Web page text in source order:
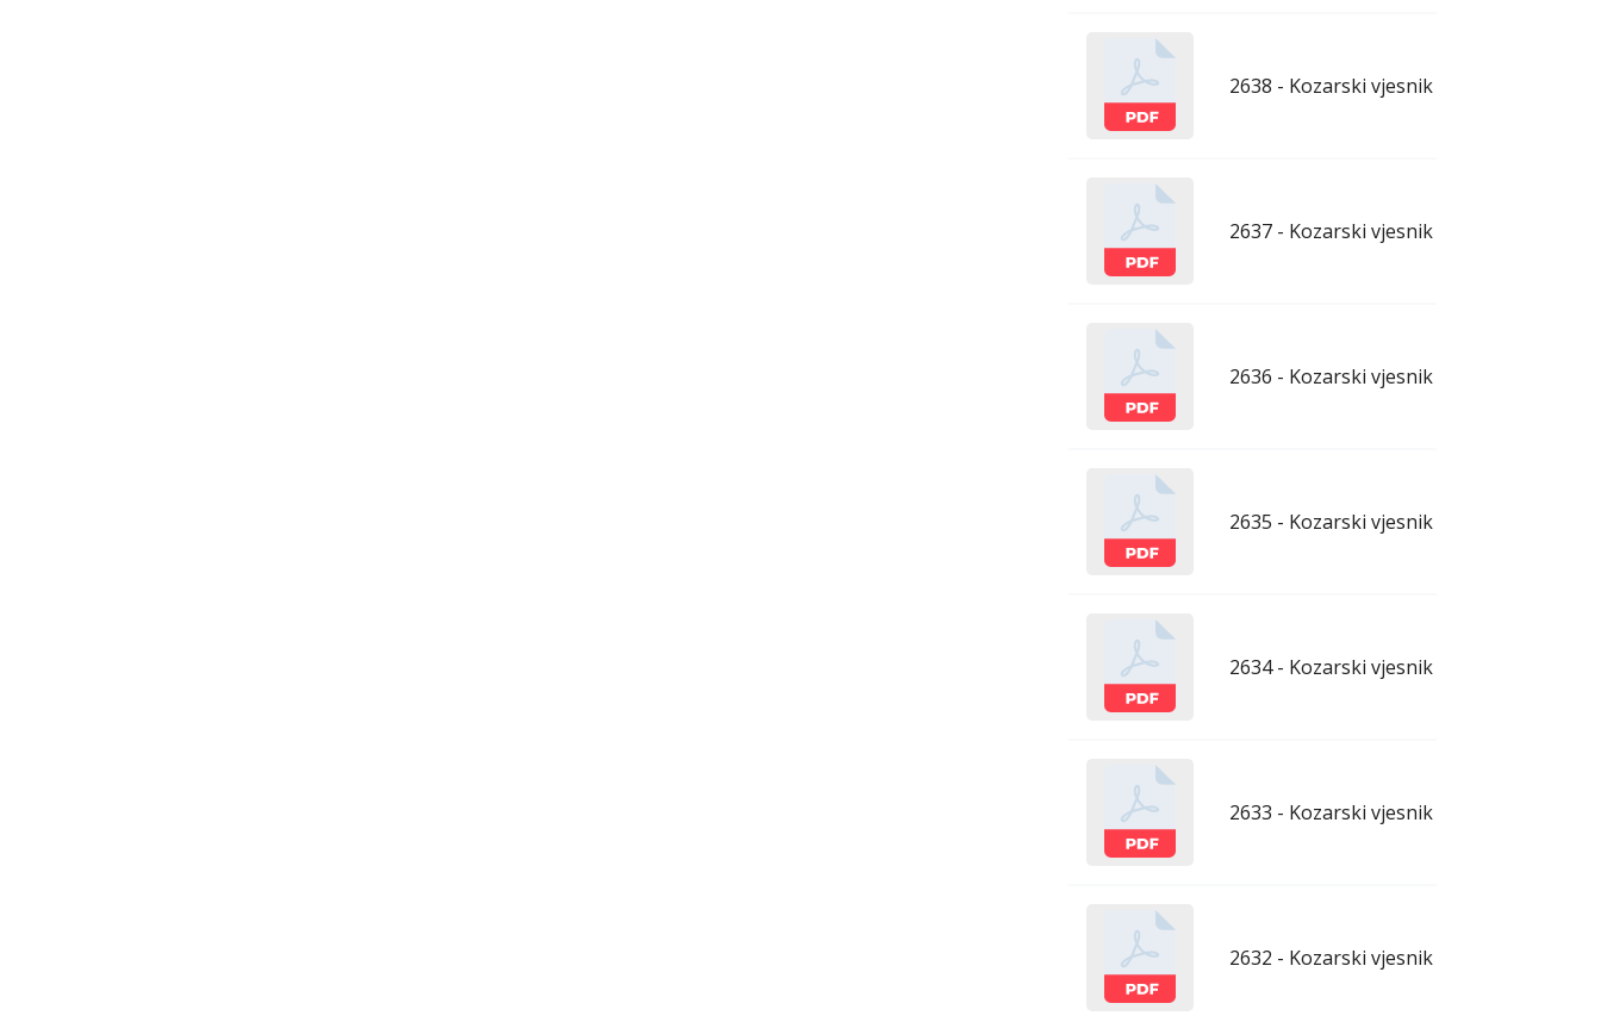
2638 - Kozarski vjesnik - 24.4.2026.
2637 - Kozarski vjesnik - 17.4.2026.
2636 - Kozarski vjesnik - 10.4.2026.
2635 - Kozarski vjesnik - 3.4.2026.
2634 - Kozarski vjesnik - 27.3.2026.
2633 - Kozarski vjesnik - 20.3.2026.
2632 - Kozarski vjesnik - 13.3.2026.